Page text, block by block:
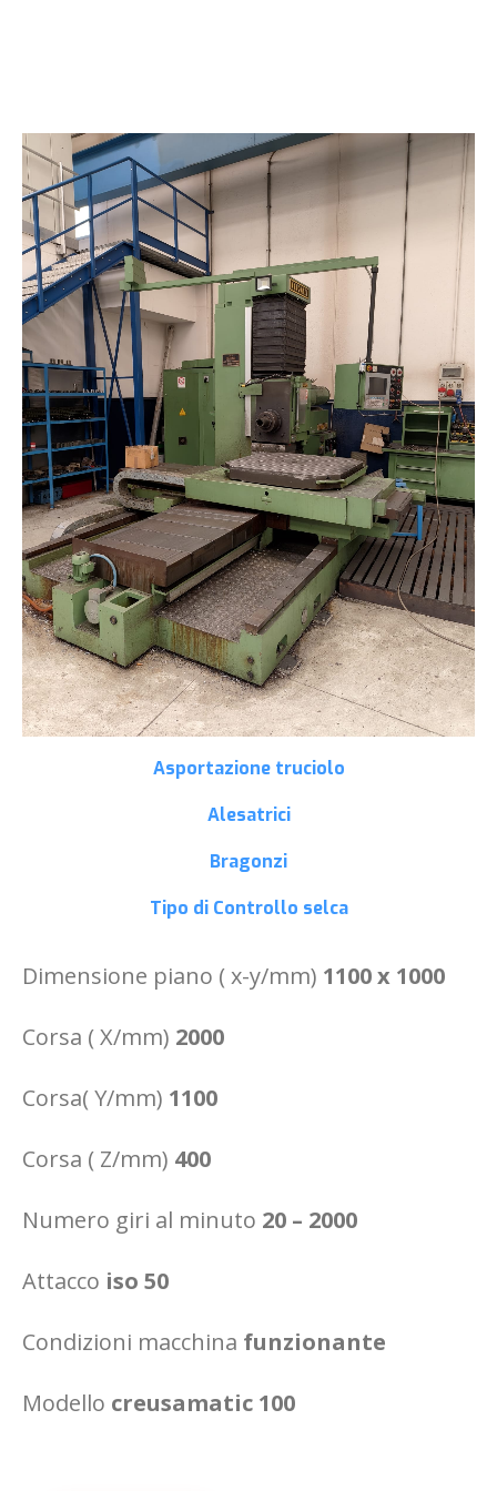
Asportazione truciolo
Alesatrici
Bragonzi
Tipo di Controllo selca
Dimensione piano ( x-y/mm) 1100 x 1000
Corsa ( X/mm) 2000
Corsa( Y/mm) 1100
Corsa ( Z/mm) 400
Numero giri al minuto 20 – 2000
Attacco iso 50
Condizioni macchina funzionante
Modello creusamatic 100